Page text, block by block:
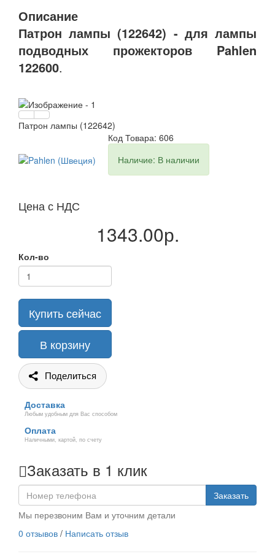
Описание
Патрон лампы (122642) - для лампы
подводных прожекторов Pahlen
122600.
Патрон лампы (122642)
Код Товара: 606
Наличие: В наличии
Цена с НДС
1343.00р.
Кол-во
Купить сейчас
В корзину
Поделиться
Доставка
Любым удобным для Вас способом
Оплата
Наличными, картой, по счету
Заказать в 1 клик
Заказать
Мы перезвоним Вам и уточним детали
0 отзывов / Написать отзыв